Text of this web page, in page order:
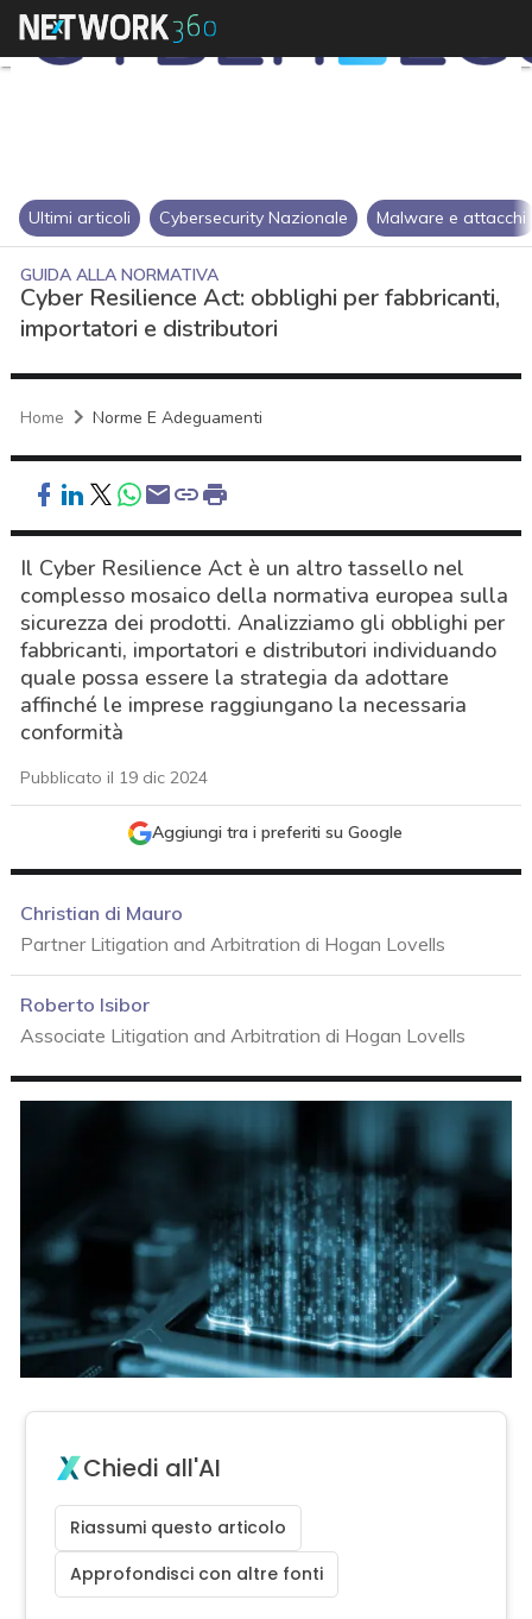
Ultimi articoli Cybersecurity Nazionale Malware e attacchi
GUIDA ALLA NORMATIVA
Cyber Resilience Act: obblighi per fabbricanti,
importatori e distributori
Home Norme E Adeguamenti
Il Cyber Resilience Act è un altro tassello nel
complesso mosaico della normativa europea sulla
sicurezza dei prodotti. Analizziamo gli obblighi per
fabbricanti, importatori e distributori individuando
quale possa essere la strategia da adottare
affinché le imprese raggiungano la necessaria
conformità
Pubblicato il 19 dic 2024
Aggiungi tra i preferiti su Google
Christian di Mauro
Partner Litigation and Arbitration di Hogan Lovells
Roberto Isibor
Associate Litigation and Arbitration di Hogan Lovells
Chiedi all'AI
Riassumi questo articolo
Approfondisci con altre fonti